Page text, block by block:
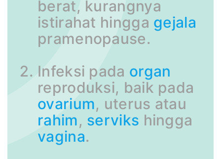
berat, kurangnya
istirahat hingga gejala
pramenopause.
Infeksi pada organ
reproduksi, baik pada
ovarium, uterus atau
rahim, serviks hingga
vagina.